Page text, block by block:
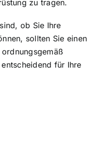
zu tragen.
ob Sie Ihre
sollten Sie einen
für Ihre